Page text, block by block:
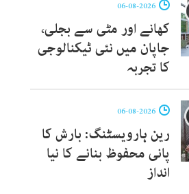
کھانے اور مٹی سے بجلی،
جاپان میں نئی ٹیکنالوجی
کا تجربہ
رین ہارویسٹنگ: بارش کا
پانی محفوظ بنانے کا نیا
انداز